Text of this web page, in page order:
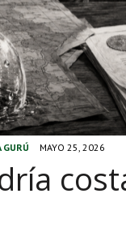
GURÚ MAYO 25, 2026